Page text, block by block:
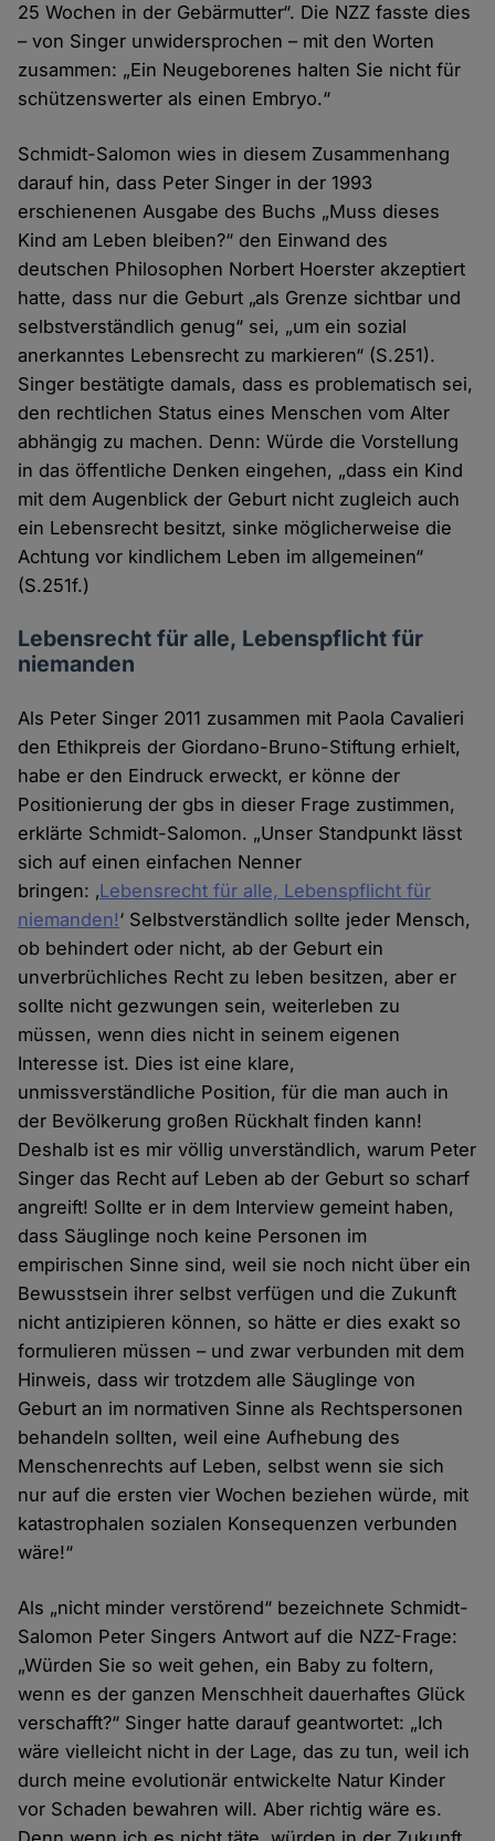
25 Wochen in der Gebärmutter“. Die NZZ fasste dies
– von Singer unwidersprochen – mit den Worten
zusammen: „Ein Neugeborenes halten Sie nicht für
schützenswerter als einen Embryo.“
Schmidt-Salomon wies in diesem Zusammenhang
darauf hin, dass Peter Singer in der 1993
erschienenen Ausgabe des Buchs „Muss dieses
Kind am Leben bleiben?“ den Einwand des
deutschen Philosophen Norbert Hoerster akzeptiert
hatte, dass nur die Geburt „als Grenze sichtbar und
selbstverständlich genug“ sei, „um ein sozial
anerkanntes Lebensrecht zu markieren“ (S.251).
Singer bestätigte damals, dass es problematisch sei,
den rechtlichen Status eines Menschen vom Alter
abhängig zu machen. Denn: Würde die Vorstellung
in das öffentliche Denken eingehen, „dass ein Kind
mit dem Augenblick der Geburt nicht zugleich auch
ein Lebensrecht besitzt, sinke möglicherweise die
Achtung vor kindlichem Leben im allgemeinen“
(S.251f.)
Lebensrecht für alle, Lebenspflicht für
niemanden
Als Peter Singer 2011 zusammen mit Paola Cavalieri
den Ethikpreis der Giordano-Bruno-Stiftung erhielt,
habe er den Eindruck erweckt, er könne der
Positionierung der gbs in dieser Frage zustimmen,
erklärte Schmidt-Salomon. „Unser Standpunkt lässt
sich auf einen einfachen Nenner
bringen: ‚Lebensrecht für alle, Lebenspflicht für
niemanden!‘ Selbstverständlich sollte jeder Mensch,
ob behindert oder nicht, ab der Geburt ein
unverbrüchliches Recht zu leben besitzen, aber er
sollte nicht gezwungen sein, weiterleben zu
müssen, wenn dies nicht in seinem eigenen
Interesse ist. Dies ist eine klare,
unmissverständliche Position, für die man auch in
der Bevölkerung großen Rückhalt finden kann!
Deshalb ist es mir völlig unverständlich, warum Peter
Singer das Recht auf Leben ab der Geburt so scharf
angreift! Sollte er in dem Interview gemeint haben,
dass Säuglinge noch keine Personen im
empirischen Sinne sind, weil sie noch nicht über ein
Bewusstsein ihrer selbst verfügen und die Zukunft
nicht antizipieren können, so hätte er dies exakt so
formulieren müssen – und zwar verbunden mit dem
Hinweis, dass wir trotzdem alle Säuglinge von
Geburt an im normativen Sinne als Rechtspersonen
behandeln sollten, weil eine Aufhebung des
Menschenrechts auf Leben, selbst wenn sie sich
nur auf die ersten vier Wochen beziehen würde, mit
katastrophalen sozialen Konsequenzen verbunden
wäre!“
Als „nicht minder verstörend“ bezeichnete Schmidt-
Salomon Peter Singers Antwort auf die NZZ-Frage:
„Würden Sie so weit gehen, ein Baby zu foltern,
wenn es der ganzen Menschheit dauerhaftes Glück
verschafft?“ Singer hatte darauf geantwortet: „Ich
wäre vielleicht nicht in der Lage, das zu tun, weil ich
durch meine evolutionär entwickelte Natur Kinder
vor Schaden bewahren will. Aber richtig wäre es.